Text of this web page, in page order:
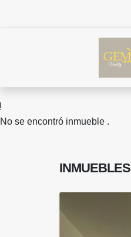
No se encontró inmueble .
INMUEBLES